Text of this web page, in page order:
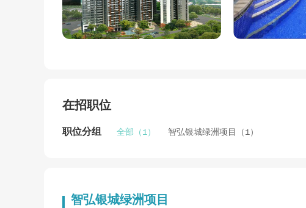
地对项目进行分析，用心做好每一个项目，打造物业管
造舒心、贴心、安心的生活、休闲和办公环境。未来，
价值，为引领现代中国和谐人居做出贡献！
在招职位
职位分组 全部（1） 智弘银城绿洲项目（1）
智弘银城绿洲项目